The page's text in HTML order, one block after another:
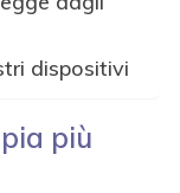
dispositivi
più